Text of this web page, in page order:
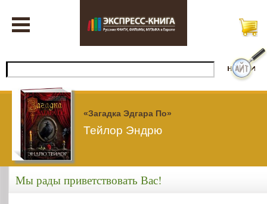
«Загадка Эдгара По»
Тейлор Эндрю
Мы рады приветствовать Вас!